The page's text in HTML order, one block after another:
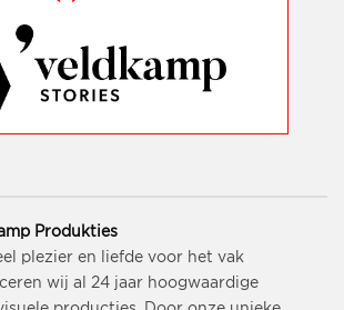
Produkties
plezier en liefde voor het vak
wij al 24 jaar hoogwaardige